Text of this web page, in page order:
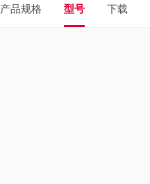
产品规格 型号 下载